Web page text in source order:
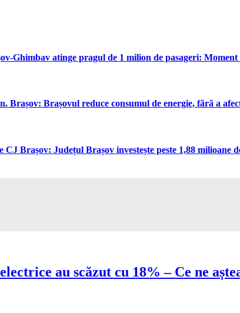
atinge pragul de 1 milion de pasageri:
Brașov: Brașovul reduce consumul de energie, fără a
CJ Brașov: Județul Brașov investește peste 1,88
au scăzut cu 18% – Ce ne